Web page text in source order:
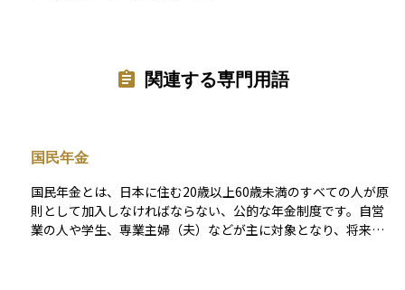
関連する専門用語
国民年金
国民年金とは、日本に住む20歳以上60歳未満のすべての人が原
則として加入しなければならない、公的な年金制度です。自営
業の人や学生、専業主婦（夫）などが主に対象となり、将来の